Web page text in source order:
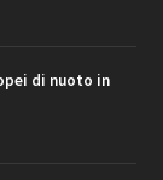
di nuoto in